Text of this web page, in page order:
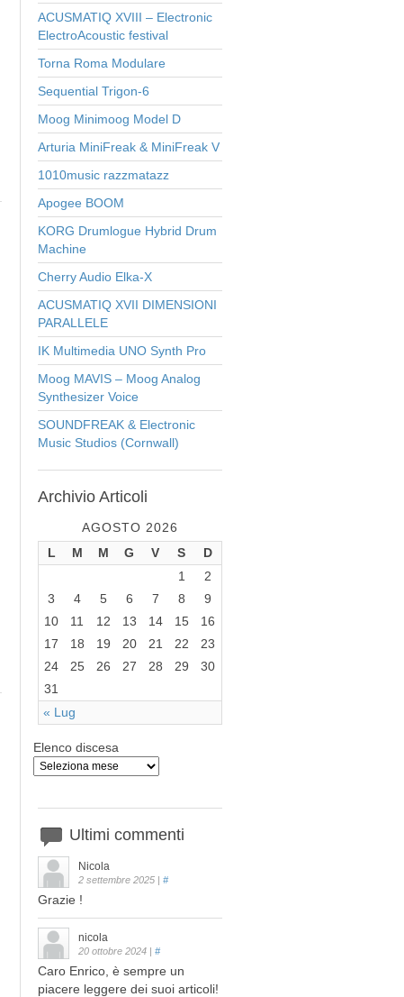
ACUSMATIQ XVIII – Electronic
ElectroAcoustic festival
Torna Roma Modulare
Sequential Trigon-6
Moog Minimoog Model D
Arturia MiniFreak & MiniFreak V
1010music razzmatazz
Apogee BOOM
KORG Drumlogue Hybrid Drum
Machine
Cherry Audio Elka-X
ACUSMATIQ XVII DIMENSIONI
PARALLELE
IK Multimedia UNO Synth Pro
Moog MAVIS – Moog Analog
Synthesizer Voice
SOUNDFREAK & Electronic
Music Studios (Cornwall)
Archivio Articoli
AGOSTO 2026
L
M M G V S D
« Lug
1
2
3
4 5 6 7 8
9
10
11 12 13 14 15
16
17
18 19 20 21 22
23
24
25 26 27 28 29
30
31
Elenco discesa
Ultimi commenti
Nicola
2 settembre 2025 | #
Grazie !
nicola
20 ottobre 2024 | #
Caro Enrico, è sempre un
piacere leggere dei suoi articoli!